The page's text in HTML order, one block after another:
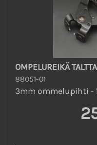
OMPELUREIKÄ
88051-01
3mm ommelupihti -